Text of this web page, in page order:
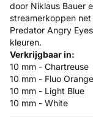
door Niklaus Bauer
streamerkoppen
Predator Angry
kleuren.
Verkrijgbaar in:
10 mm - Chartreuse
10 mm - Fluo Orange
10 mm - Light Blue
10 mm - White